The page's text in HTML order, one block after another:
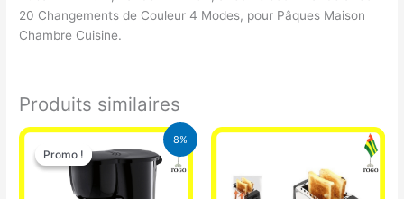
20 Changements de Couleur 4 Modes, pour Pâques Maison
Chambre Cuisine.
Produits similaires
8%
Promo !
Promo !
Le
prix
initial
25.000 CFA.
Le
prix
actuel
est :
23.000 CFA.